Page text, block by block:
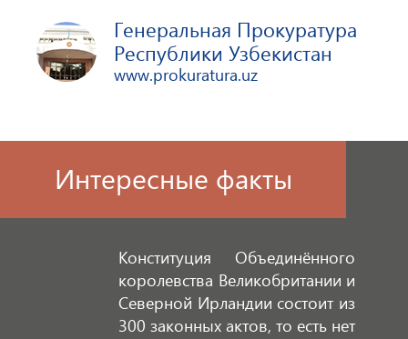
Генеральная Прокуратура
Республики Узбекистан
www.prokuratura.uz
Интересные факты
Конституция Объединённого
королевства Великобритании и
Северной Ирландии состоит из
300 законных актов, то есть нет